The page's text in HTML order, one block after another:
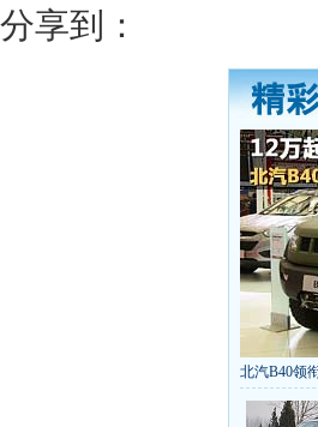
分享到：
北汽B40领
丰田推八